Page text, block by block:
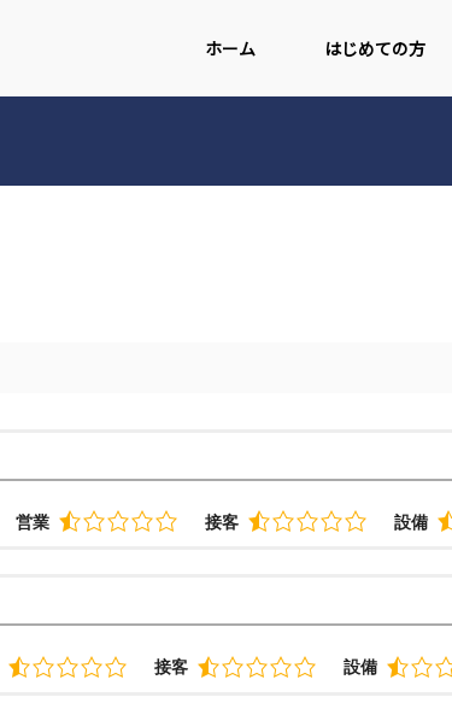
ホーム はじめての方
営業 接客 設備
接客 設備